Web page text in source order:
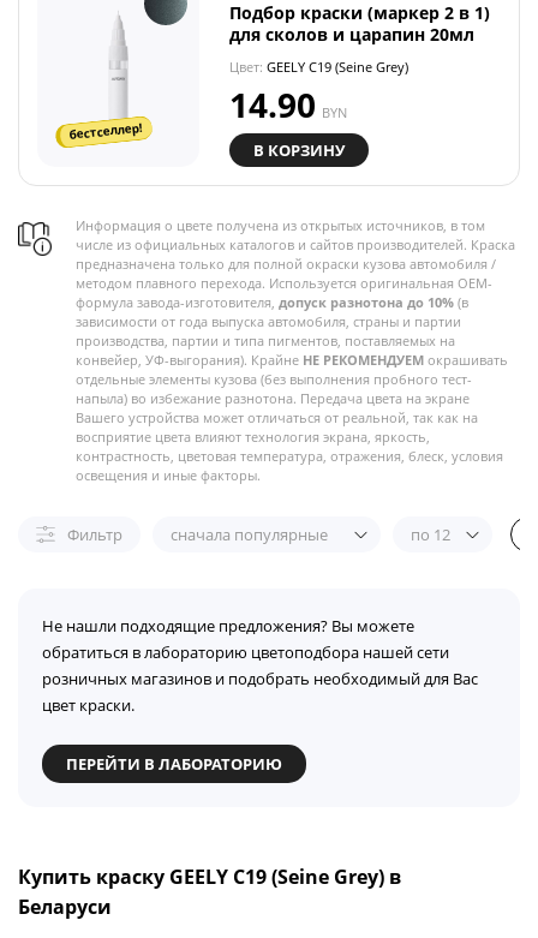
бестселлер!
Подбор краски (маркер 2 в 1)
для сколов и царапин 20мл
Цвет: GEELY C19 (Seine Grey)
14.90 BYN
В КОРЗИНУ
Информация о цвете получена из открытых источников, в том
числе из официальных каталогов и сайтов производителей. Краска
предназначена только для полной окраски кузова автомобиля /
методом плавного перехода. Используется оригинальная OEM-
формула завода-изготовителя, допуск разнотона до 10% (в
зависимости от года выпуска автомобиля, страны и партии
производства, партии и типа пигментов, поставляемых на
конвейер, УФ-выгорания). Крайне НЕ РЕКОМЕНДУЕМ окрашивать
отдельные элементы кузова (без выполнения пробного тест-
напыла) во избежание разнотона. Передача цвета на экране
Вашего устройства может отличаться от реальной, так как на
восприятие цвета влияют технология экрана, яркость,
контрастность, цветовая температура, отражения, блеск, условия
освещения и иные факторы.
Фильтр сначала популярные по 12
Не нашли подходящие предложения? Вы можете
обратиться в лабораторию цветоподбора нашей сети
розничных магазинов и подобрать необходимый для Вас
цвет краски.
ПЕРЕЙТИ В ЛАБОРАТОРИЮ
Купить краску GEELY C19 (Seine Grey) в
Беларуси